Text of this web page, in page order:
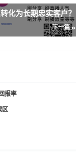
化为长期忠实客户？
下一篇 »
报率
区